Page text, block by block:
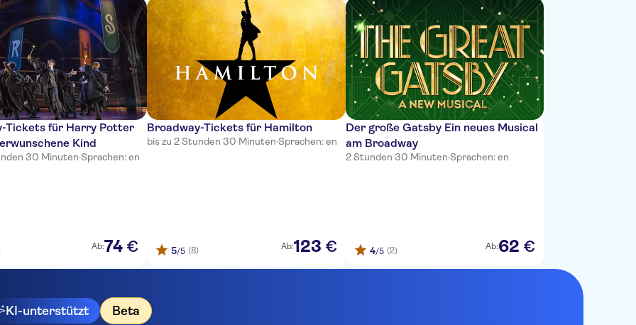
Tickets für Harry Potter
Kind
30 Minuten·Sprachen: en
Ab:74 €
Broadway-Tickets für Hamilton
bis zu 2 Stunden 30 Minuten·Sprachen: en
5/5 (8) Ab:123 €
Der große Gatsby Ein neues Musical
am Broadway
2 Stunden 30 Minuten·Sprachen: en
4/5 (2) Ab:62 €
KI-unterstützt Beta